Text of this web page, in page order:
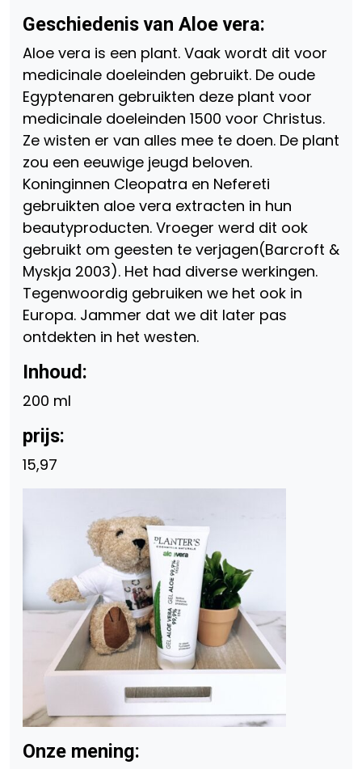
Geschiedenis van Aloe vera:
Aloe vera is een plant. Vaak wordt dit voor
medicinale doeleinden gebruikt. De oude
Egyptenaren gebruikten deze plant voor
medicinale doeleinden 1500 voor Christus.
Ze wisten er van alles mee te doen. De plant
zou een eeuwige jeugd beloven.
Koninginnen Cleopatra en Nefereti
gebruikten aloe vera extracten in hun
beautyproducten. Vroeger werd dit ook
gebruikt om geesten te verjagen(Barcroft &
Myskja 2003). Het had diverse werkingen.
Tegenwoordig gebruiken we het ook in
Europa. Jammer dat we dit later pas
ontdekten in het westen.
Inhoud:
200 ml
prijs:
15,97
Onze mening: